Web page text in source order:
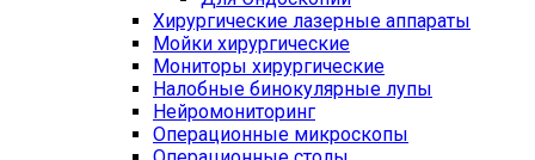
Хирургические лазерные аппараты
Мойки хирургические
Мониторы хирургические
Налобные бинокулярные лупы
Нейромониторинг
Операционные микроскопы